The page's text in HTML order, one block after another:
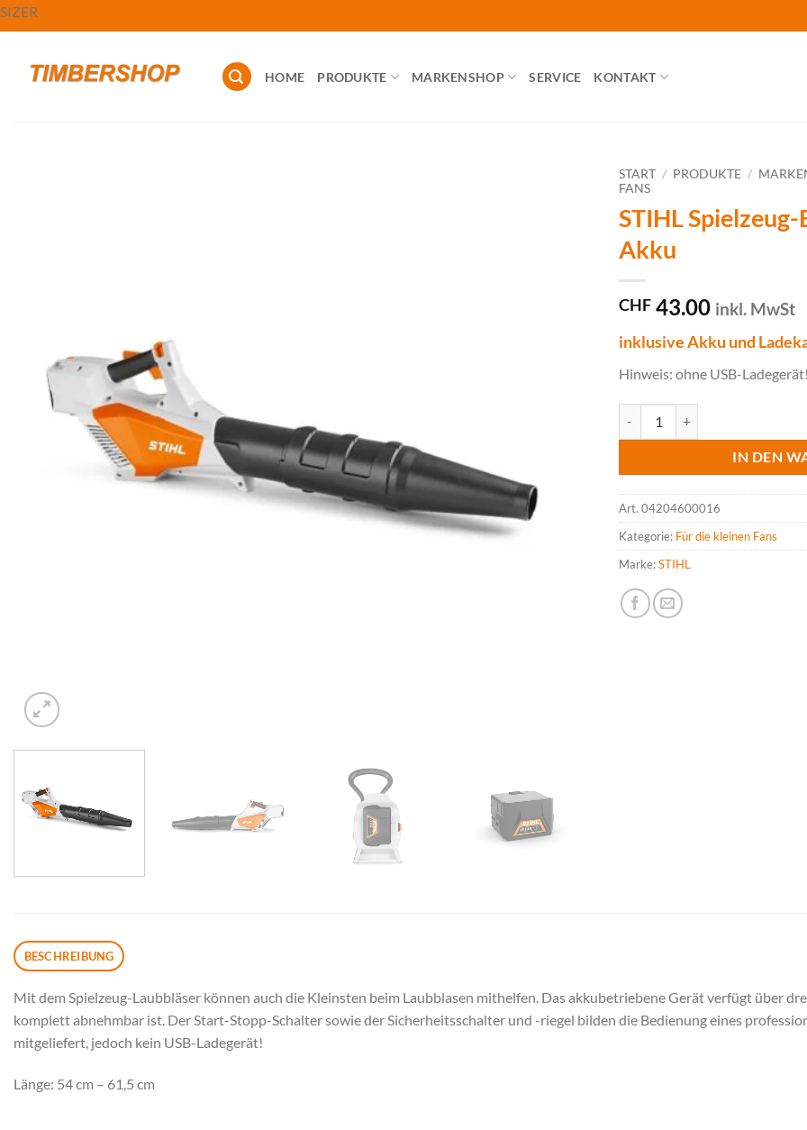
Zum
Inhalt
HOME PRODUKTE MARKENSHOP SERVICE KONTAKT
START / PRODUKTE /
FANS
STIHL
Akku
CHF 43.00 inkl. MwSt
inklusive Akku und
Hinweis: ohne USB-Ladegerät!
IN DEN
Art. 04204600016
Kategorie: Für die kleinen Fans
Marke:STIHL
BESCHREIBUNG
Mit dem Spielzeug-Laubbläser können auch die Kleinsten beim Laubblasen mithelfen. Das akkubetriebene Gerät verfügt über
komplett abnehmbar ist. Der Start-Stopp-Schalter sowie der Sicherheitsschalter und -riegel bilden die Bedienung eines
mitgeliefert, jedoch kein USB-Ladegerät!
Länge: 54 cm – 61,5 cm
SIZER